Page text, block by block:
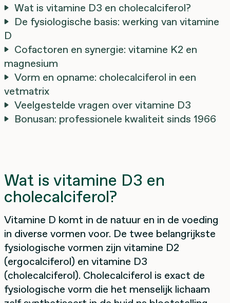
Wat is vitamine D3 en cholecalciferol?
De fysiologische basis: werking van vitamine
D
Cofactoren en synergie: vitamine K2 en
magnesium
Vorm en opname: cholecalciferol in een
vetmatrix
Veelgestelde vragen over vitamine D3
Bonusan: professionele kwaliteit sinds 1966
Wat is vitamine D3 en
cholecalciferol?
Vitamine D komt in de natuur en in de voeding
in diverse vormen voor. De twee belangrijkste
fysiologische vormen zijn vitamine D2
(ergocalciferol) en vitamine D3
(cholecalciferol). Cholecalciferol is exact de
fysiologische vorm die het menselijk lichaam